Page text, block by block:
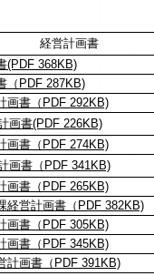
経営計画書
(PDF 368KB)
（PDF 287KB)
画書（PDF 292KB)
画書(PDF 226KB)
画書（PDF 274KB)
画書（PDF 341KB)
画書（PDF 265KB)
経営計画書（PDF 382KB)
画書（PDF 305KB)
画書（PDF 345KB)
計画書（PDF 391KB)